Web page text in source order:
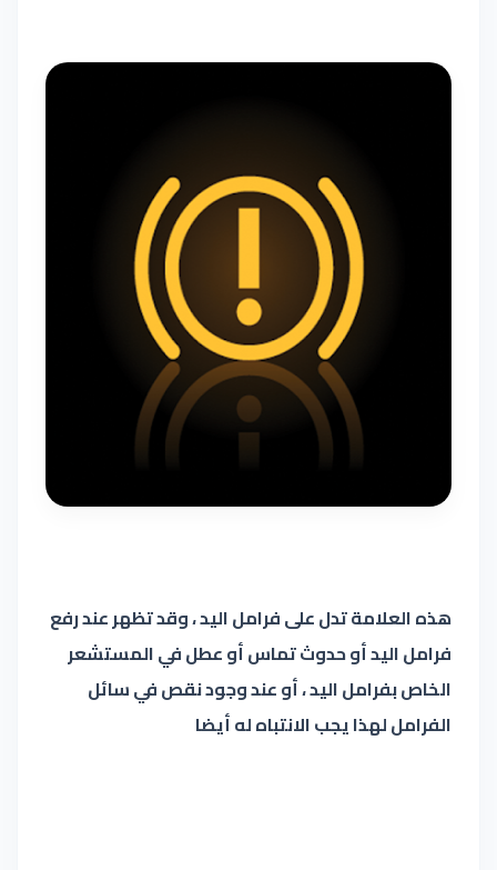
هذه العلامة تدل على فرامل اليد ، وقد تظهر عند رفع
فرامل اليد أو حدوث تماس أو عطل في المستشعر
الخاص بفرامل اليد ، أو عند وجود نقص في سائل
الفرامل لهذا يجب الانتباه له أيضا